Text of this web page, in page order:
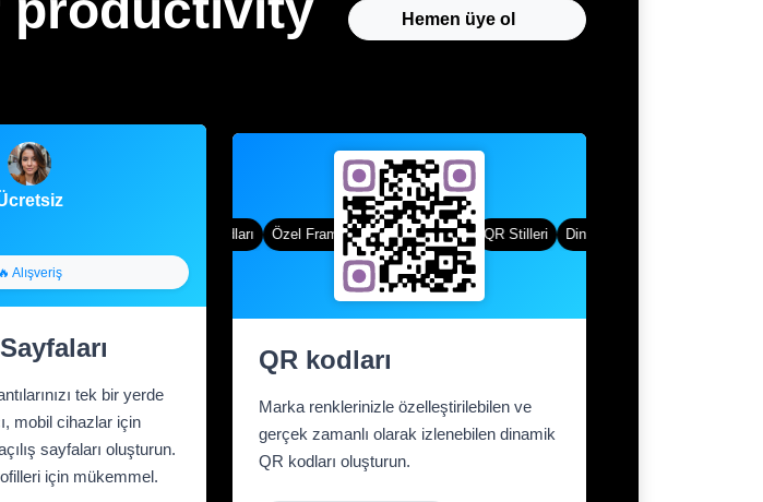
Hemen üye ol
Özel Meta Etiketleri
🔥 Alışveriş
tek bir yerde
mobil cihazlar için
sayfaları oluşturun.
için mükemmel.
Dinamik QR kodları Özel Frame SayfalarıDegrade Renk QR Stilleri Dinamik QR kodları
QR kodları
Marka renklerinizle özelleştirilebilen ve
gerçek zamanlı olarak izlenebilen dinamik
QR kodları oluşturun.